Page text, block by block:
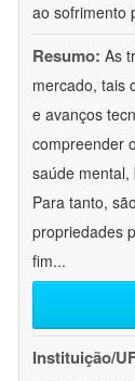
ao sofrimento
Resumo: As
mercado, tais
e avanços
compreender
saúde
Para tanto,
propriedades
fim...
Instituição/